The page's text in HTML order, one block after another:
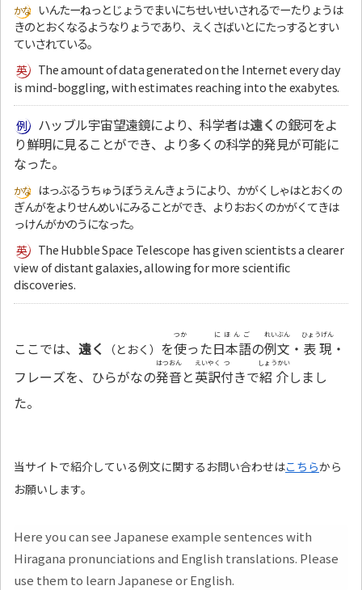
いんたーねっとじょうでまいにちせいせいされるでーたりょうは
きのとおくなるようなりょうであり、えくさばいとにたっするとすい
ていされている。
The amount of data generated on the Internet every day
is mind-boggling, with estimates reaching into the exabytes.
ハッブル宇宙望遠鏡により、科学者は遠くの銀河をよ
り鮮明に見ることができ、より多くの科学的発見が可能に
なった。
はっぶるうちゅうぼうえんきょうにより、かがくしゃはとおくの
ぎんがをよりせんめいにみることができ、よりおおくのかがくてきは
っけんがかのうになった。
The Hubble Space Telescope has given scientists a clearer
view of distant galaxies, allowing for more scientific
discoveries.
ここでは、 遠く （とおく） を使
つか
った日本語
にほんご
の例文
れいぶん
・ 表現
ひょうげん
・
フレーズを、ひらがなの発音
はつおん
と英訳
えいやく
付
つ
きで紹介
しょうかい
しまし
た。
当サイトで紹介している例文に関するお問い合わせはこちらから
お願いします。
Here you can see Japanese example sentences with
Hiragana pronunciations and English translations. Please
use them to learn Japanese or English.